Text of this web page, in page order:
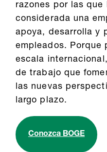
razones por las que
considerada una
apoya, desarrolla y
empleados. Porque
escala
de trabajo que
las nuevas
largo plazo.
Conozca BOGE